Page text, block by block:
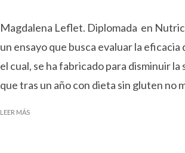
Magdalena Leflet. Diplomada en
un ensayo que busca evaluar la
el cual, se ha fabricado para disminuir
que tras un año con dieta sin gluten no
LEER MÁS